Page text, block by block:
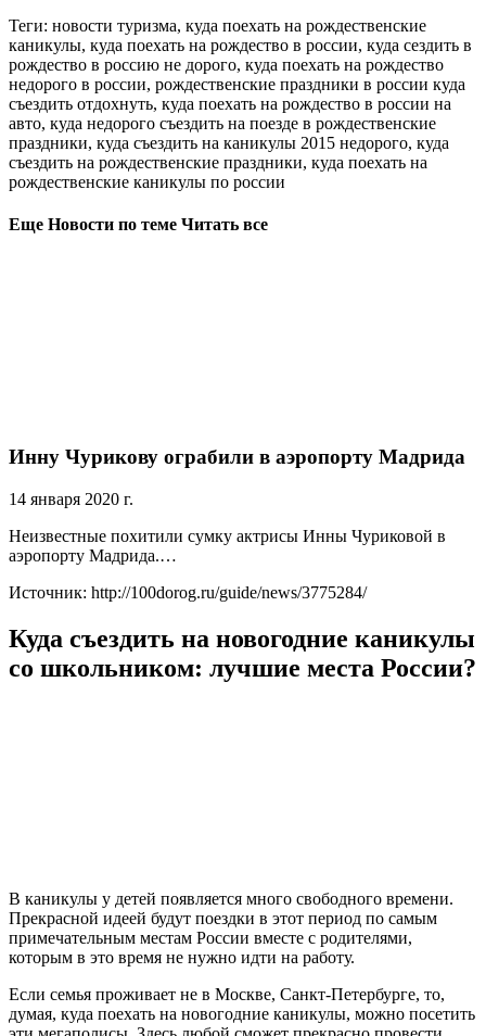
Теги: новости туризма, куда поехать на рождественские
каникулы, куда поехать на рождество в россии, куда сездить в
рождество в россию не дорого, куда поехать на рождество
недорого в россии, рождественские праздники в россии куда
съездить отдохнуть, куда поехать на рождество в россии на
авто, куда недорого съездить на поезде в рождественские
праздники, куда съездить на каникулы 2015 недорого, куда
съездить на рождественские праздники, куда поехать на
рождественские каникулы по россии
Еще Новости по теме Читать все
Инну Чурикову ограбили в аэропорту Мадрида
14 января 2020 г.
Неизвестные похитили сумку актрисы Инны Чуриковой в
аэропорту Мадрида.…
Источник: http://100dorog.ru/guide/news/3775284/
Куда съездить на новогодние каникулы
со школьником: лучшие места России?
В каникулы у детей появляется много свободного времени.
Прекрасной идеей будут поездки в этот период по самым
примечательным местам России вместе с родителями,
которым в это время не нужно идти на работу.
Если семья проживает не в Москве, Санкт-Петербурге, то,
думая, куда поехать на новогодние каникулы, можно посетить